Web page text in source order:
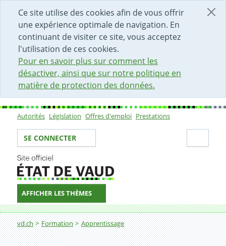
Ce site utilise des cookies afin de vous offrir
une expérience optimale de navigation. En
continuant de visiter ce site, vous acceptez
l'utilisation de ces cookies.
Pour en savoir plus sur comment les
désactiver, ainsi que sur notre politique en
matière de protection des données.
DÉBUT DU CONTENU DE LA PAGE
ACCÈS AU CHAMP DE RECHERCHE
PAGE D'ACCUEIL
FORMULAIRE DE CONTACT
Sous-navigation
Autorités Législation Offres d'emploi Prestations
Votre identité
SE CONNECTER
AFFICHER LES THÈMES
Fil d'Ariane
vd.ch Formation Apprentissage
Demander des mesures d'aménagement pour les